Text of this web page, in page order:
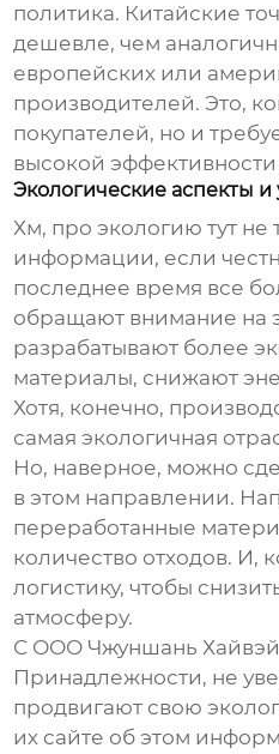
политика. Китайские
дешевле, чем
европейских или
производителей. Это,
покупателей, но и
высокой эффективности
Экологические аспекты
Хм, про экологию тут не
информации, если
последнее время все
обращают внимание на
разрабатывают более
материалы, снижают
Хотя, конечно,
самая экологичная
Но, наверное, можно
в этом направлении.
переработанные
количество отходов. И,
логистику, чтобы
атмосферу.
С ООО Чжуншань
Принадлежности, не
продвигают свою
их сайте об этом